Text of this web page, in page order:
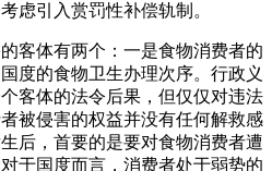
虑引入赏罚性补偿轨制。
体有两个：一是食物消费者的
度的食物卫生办理次序。行政义
客体的法令后果，但仅仅对违法
被侵害的权益并没有任何解救感
后，首要的是要对食物消费者遭
于国度而言，消费者处于弱势的